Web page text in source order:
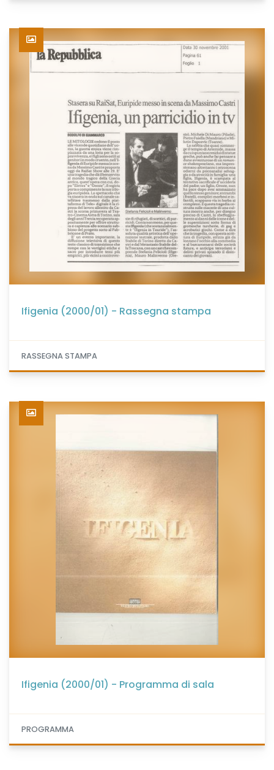
Ifigenia (2000/01) - Rassegna stampa
RASSEGNA STAMPA
Ifigenia (2000/01) - Programma di sala
PROGRAMMA